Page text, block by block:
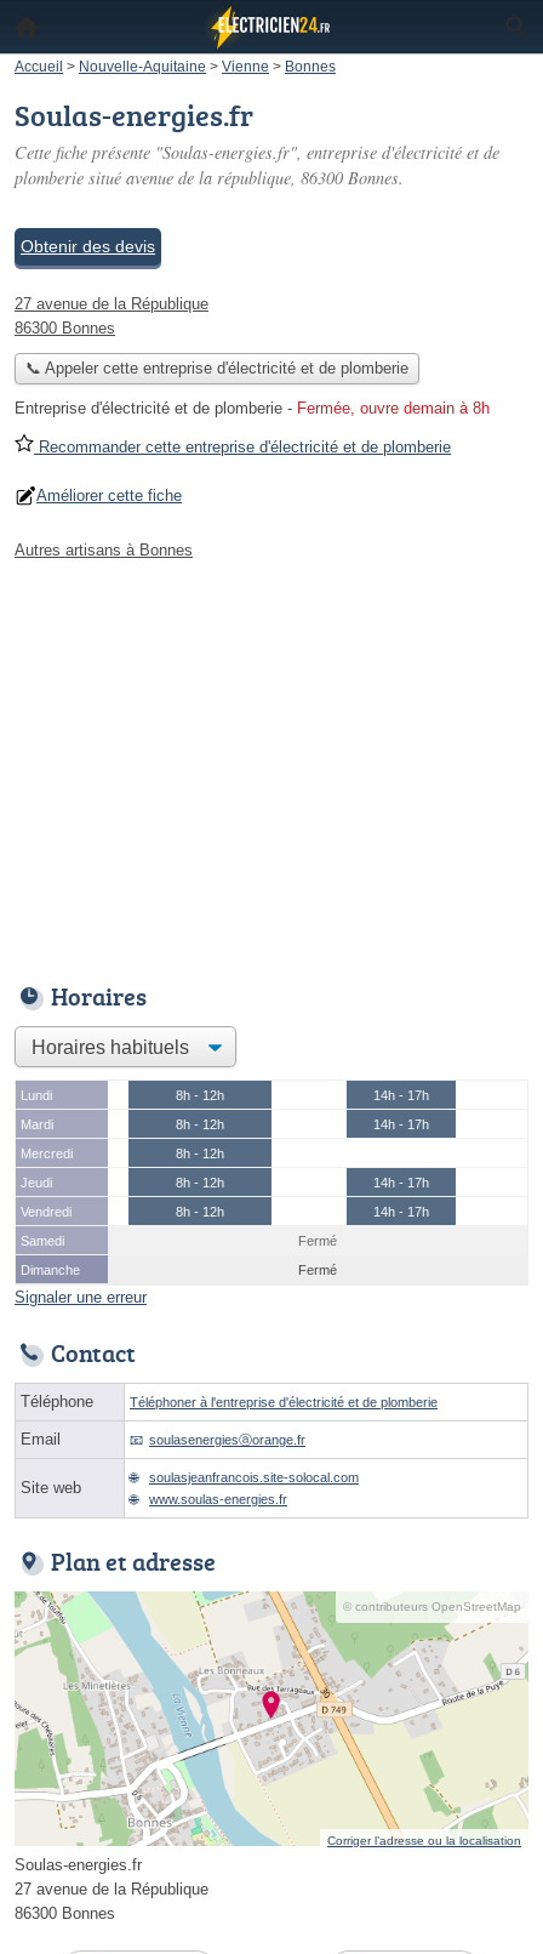
Accueil > Nouvelle-Aquitaine > Vienne > Bonnes
Soulas-energies.fr
Cette fiche présente "Soulas-energies.fr", entreprise d'électricité et de
plomberie situé avenue de la république, 86300 Bonnes.
Obtenir des devis
27 avenue de la République
86300 Bonnes
📞 Appeler cette entreprise d'électricité et de plomberie
Entreprise d'électricité et de plomberie - Fermée, ouvre demain à 8h
Recommander cette entreprise d'électricité et de plomberie
Améliorer cette fiche
Autres artisans à Bonnes
Horaires
Lundi 8h - 12h
14h - 17h
Mardi
8h - 12h
14h - 17h
Mercredi
8h - 12h
Jeudi
8h - 12h
14h - 17h
Vendredi
8h - 12h
14h - 17h
Samedi
Fermé
Dimanche
Fermé
Signaler une erreur
Contact
Téléphone Téléphoner à l'entreprise d'électricité et de plomberie
Email soulasenergiesⓐorange.fr
Site web
soulasjeanfrancois.site-solocal.com
www.soulas-energies.fr
Plan et adresse
© contributeurs OpenStreetMap
Corriger l’adresse ou la localisation
Soulas-energies.fr
27 avenue de la République
86300 Bonnes